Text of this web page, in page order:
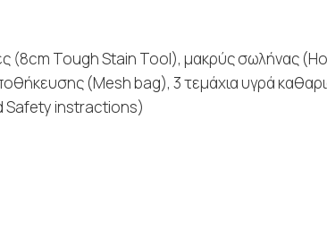
(8cm Tough Stain Tool), μακρύς σωλήνας
(Mesh bag), 3 τεμάχια υγρά
Safety instractions)